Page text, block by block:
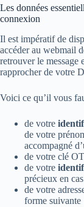
Les données
connexion
Il est impératif de
accéder au webmail
retrouver le message
rapprocher de votre
Voici ce qu’il vous
de votre
de votre
accompagné
de votre clé
de votre
précieux en
de votre
forme suivante